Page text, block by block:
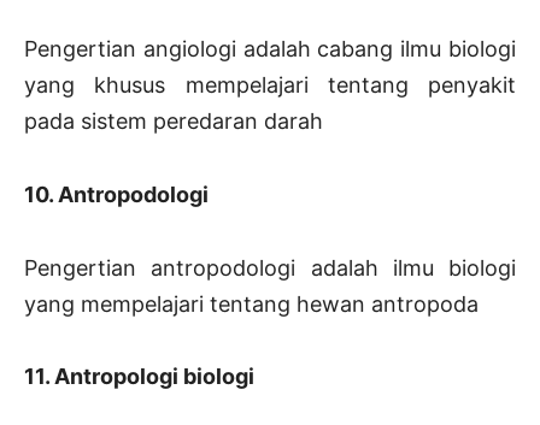
Pengertian angiologi adalah cabang ilmu biologi
yang khusus mempelajari tentang penyakit
pada sistem peredaran darah
10. Antropodologi
Pengertian antropodologi adalah ilmu biologi
yang mempelajari tentang hewan antropoda
11. Antropologi biologi